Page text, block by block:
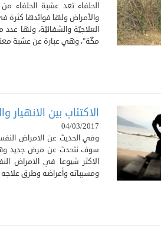
الحلفاء تعد عشبة الحلفاء
والأمراض ولها فوائدها كثرة
العلاجيّة والشفائيّة، ولها
مكّة"، وهي عبارة عن عشبة
الاكتئاب بين الانهيار
04/03/2017
وفي الحديث عن الامراض
سوف نتحدث عن مرض جديد وهو
الاكثر شيوعا في الامراض
ومسبباته وأعراضه وطرق علاجه